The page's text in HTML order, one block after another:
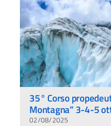
35° Corso
Montagna” 3-4-5
02/08/2025